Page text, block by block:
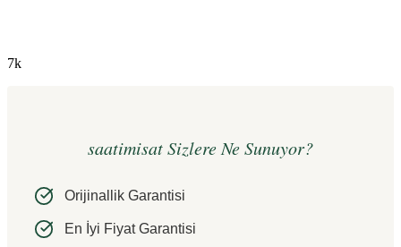
7k
saatimisat Sizlere Ne Sunuyor?
Orijinallik Garantisi
En İyi Fiyat Garantisi